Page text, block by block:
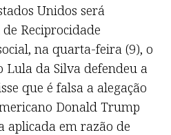
Unidos será
Reciprocidade
na quarta-feira (9), o
da Silva defendeu a
que é falsa a alegação
Donald Trump
aplicada em razão de